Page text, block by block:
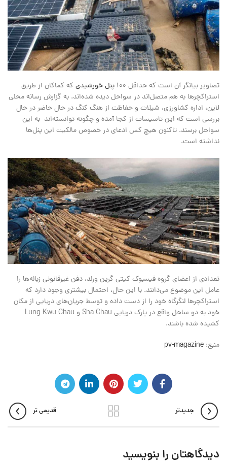
تصاویر بیانگر آن است که حداقل 100 پنل خورشیدی که کماکان از طریق
استراکچرها به هم متصل‌اند در سواحل دیده شده‌اند. به گزارش رسانه محلی
لاین، اداره کشاورزی، شیلات و حفاظت از هنگ کنگ در حال حاضر در حال
بررسی است که این تاسیسات از کجا آمده و چگونه توانسته‌اند به این
سواحل برسند. تاکنون هیچ کس ادعای در خصوص مالکیت این پنل‌ها
نداشته است.
تعدادی از اعضای گروه فیسبوک کیتی گرین ورلد، دفن غیرقانونی زباله‌ها را
عامل این موضوع می‌دانند. با این حال، احتمال بیشتری وجود دارد که
استراکچرها لنگرگاه خود را از دست داده و توسط جریان‌های دریایی از مکان
خود به دو ساحل واقع در پارک دریایی Sha Chau و Lung Kwu Chau
کشیده شده باشند.
منبع: pv-magazine
جدیدتر قدیمی تر
دیدگاهتان را بنویسید